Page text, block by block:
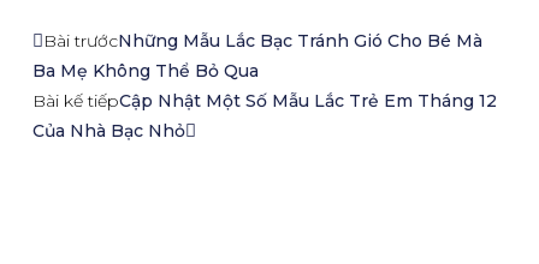
Bài trướcNhững Mẫu Lắc Bạc Tránh Gió Cho Bé Mà
Ba Mẹ Không Thể Bỏ Qua
Bài kế tiếpCập Nhật Một Số Mẫu Lắc Trẻ Em Tháng 12
Của Nhà Bạc Nhỏ